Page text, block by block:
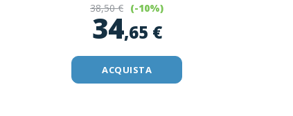
38,50 € (-10%)
34,65 €
ACQUISTA